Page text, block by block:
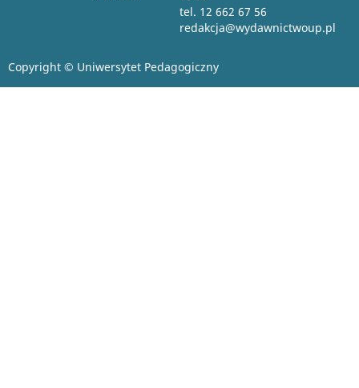
tel. 12 662 67 56
redakcja@wydawnictwoup.pl
Copyright © Uniwersytet Pedagogiczny